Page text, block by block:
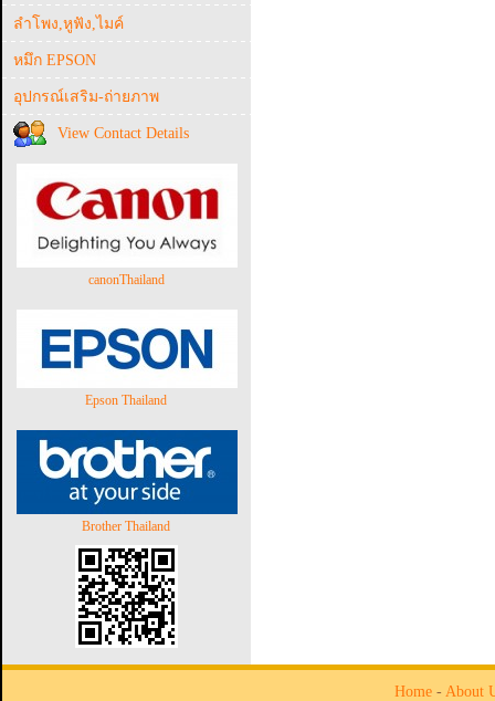
ลำโพง,หูฟัง,ไมค์
หมึก EPSON
อุปกรณ์เสริม-ถ่ายภาพ
View Contact Details
canonThailand
Epson Thailand
Brother Thailand
Home - About